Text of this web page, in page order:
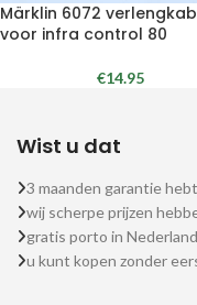
Märklin 6072
voor infra control 80
€14.95
Wist u dat
3 maanden garantie
wij scherpe prijzen
gratis porto in
u kunt kopen zonder